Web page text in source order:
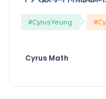
#CyrusYeung
Cyrus Math